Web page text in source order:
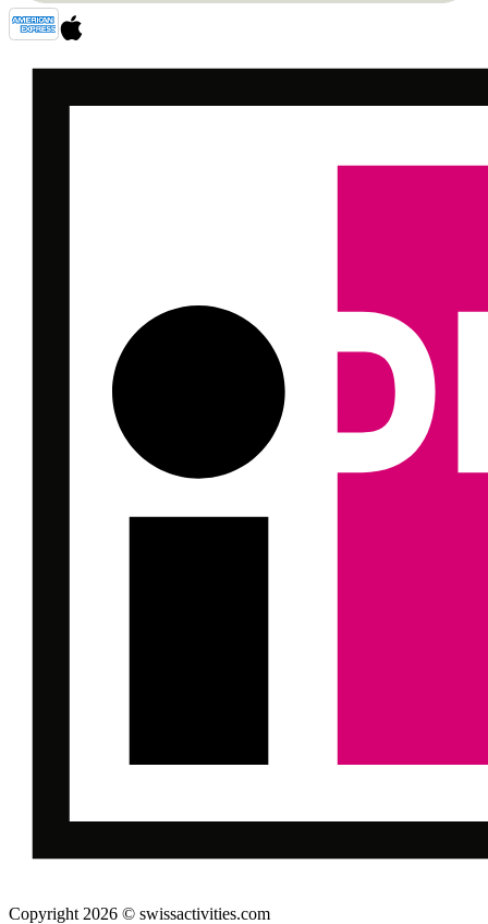
Copyright 2026 © swissactivities.com